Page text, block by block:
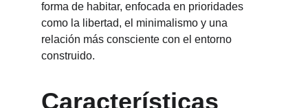
forma de habitar, enfocada en prioridades
como la libertad, el minimalismo y una
relación más consciente con el entorno
construido.
Características